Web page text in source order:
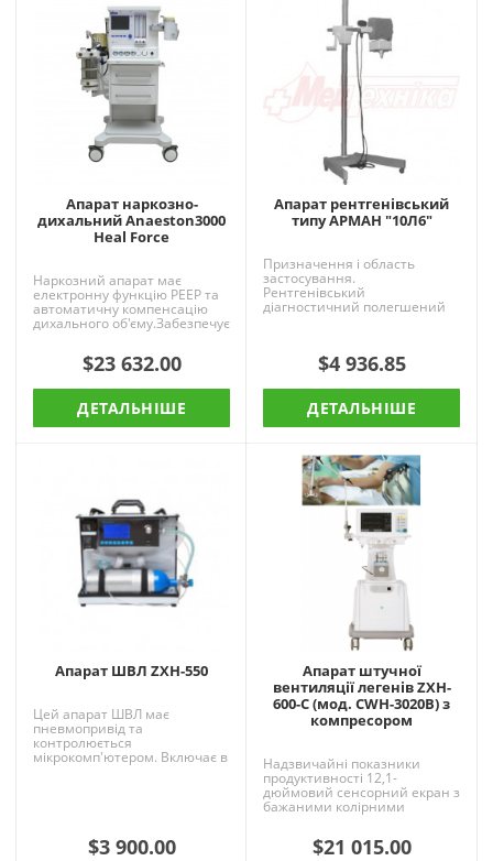
Апарат наркозно-
дихальний Anaeston3000
Heal Force
Наркозний апарат має
електронну функцію PEEP та
автоматичну компенсацію
дихального об'єму.Забезпечує
високоточний об'єм на виході
до 20 мл.Наркозний а..
$23 632.00
ДЕТАЛЬНІШЕ
Апарат рентгенівський
типу АРМАН "10Л6"
Призначення і область
застосування.
Рентгенівський
діагностичний полегшений
$4 936.85
ДЕТАЛЬНІШЕ
Апарат ШВЛ ZXH-550
Цей апарат ШВЛ має
пневмопривід та
контролюється
мікрокомп'ютером. Включає в
себе наступні функції: IPPV
$3 900.00
Апарат штучної
вентиляції легенів ZXH-
600-C (мод. CWH-3020B) з
компресором
Надзвичайні показники
продуктивності 12,1-
дюймовий сенсорний екран з
бажаними колірними
схемами Підтримка
дорослого і педіатричного
режимів вентиляції..
$21 015.00